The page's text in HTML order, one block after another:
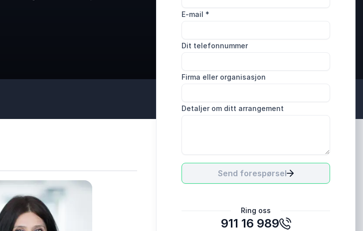
E-mail *
Dit telefonnummer
Firma eller organisasjon
Detaljer om ditt arrangement
Send forespørsel
Ring oss
911 16 989